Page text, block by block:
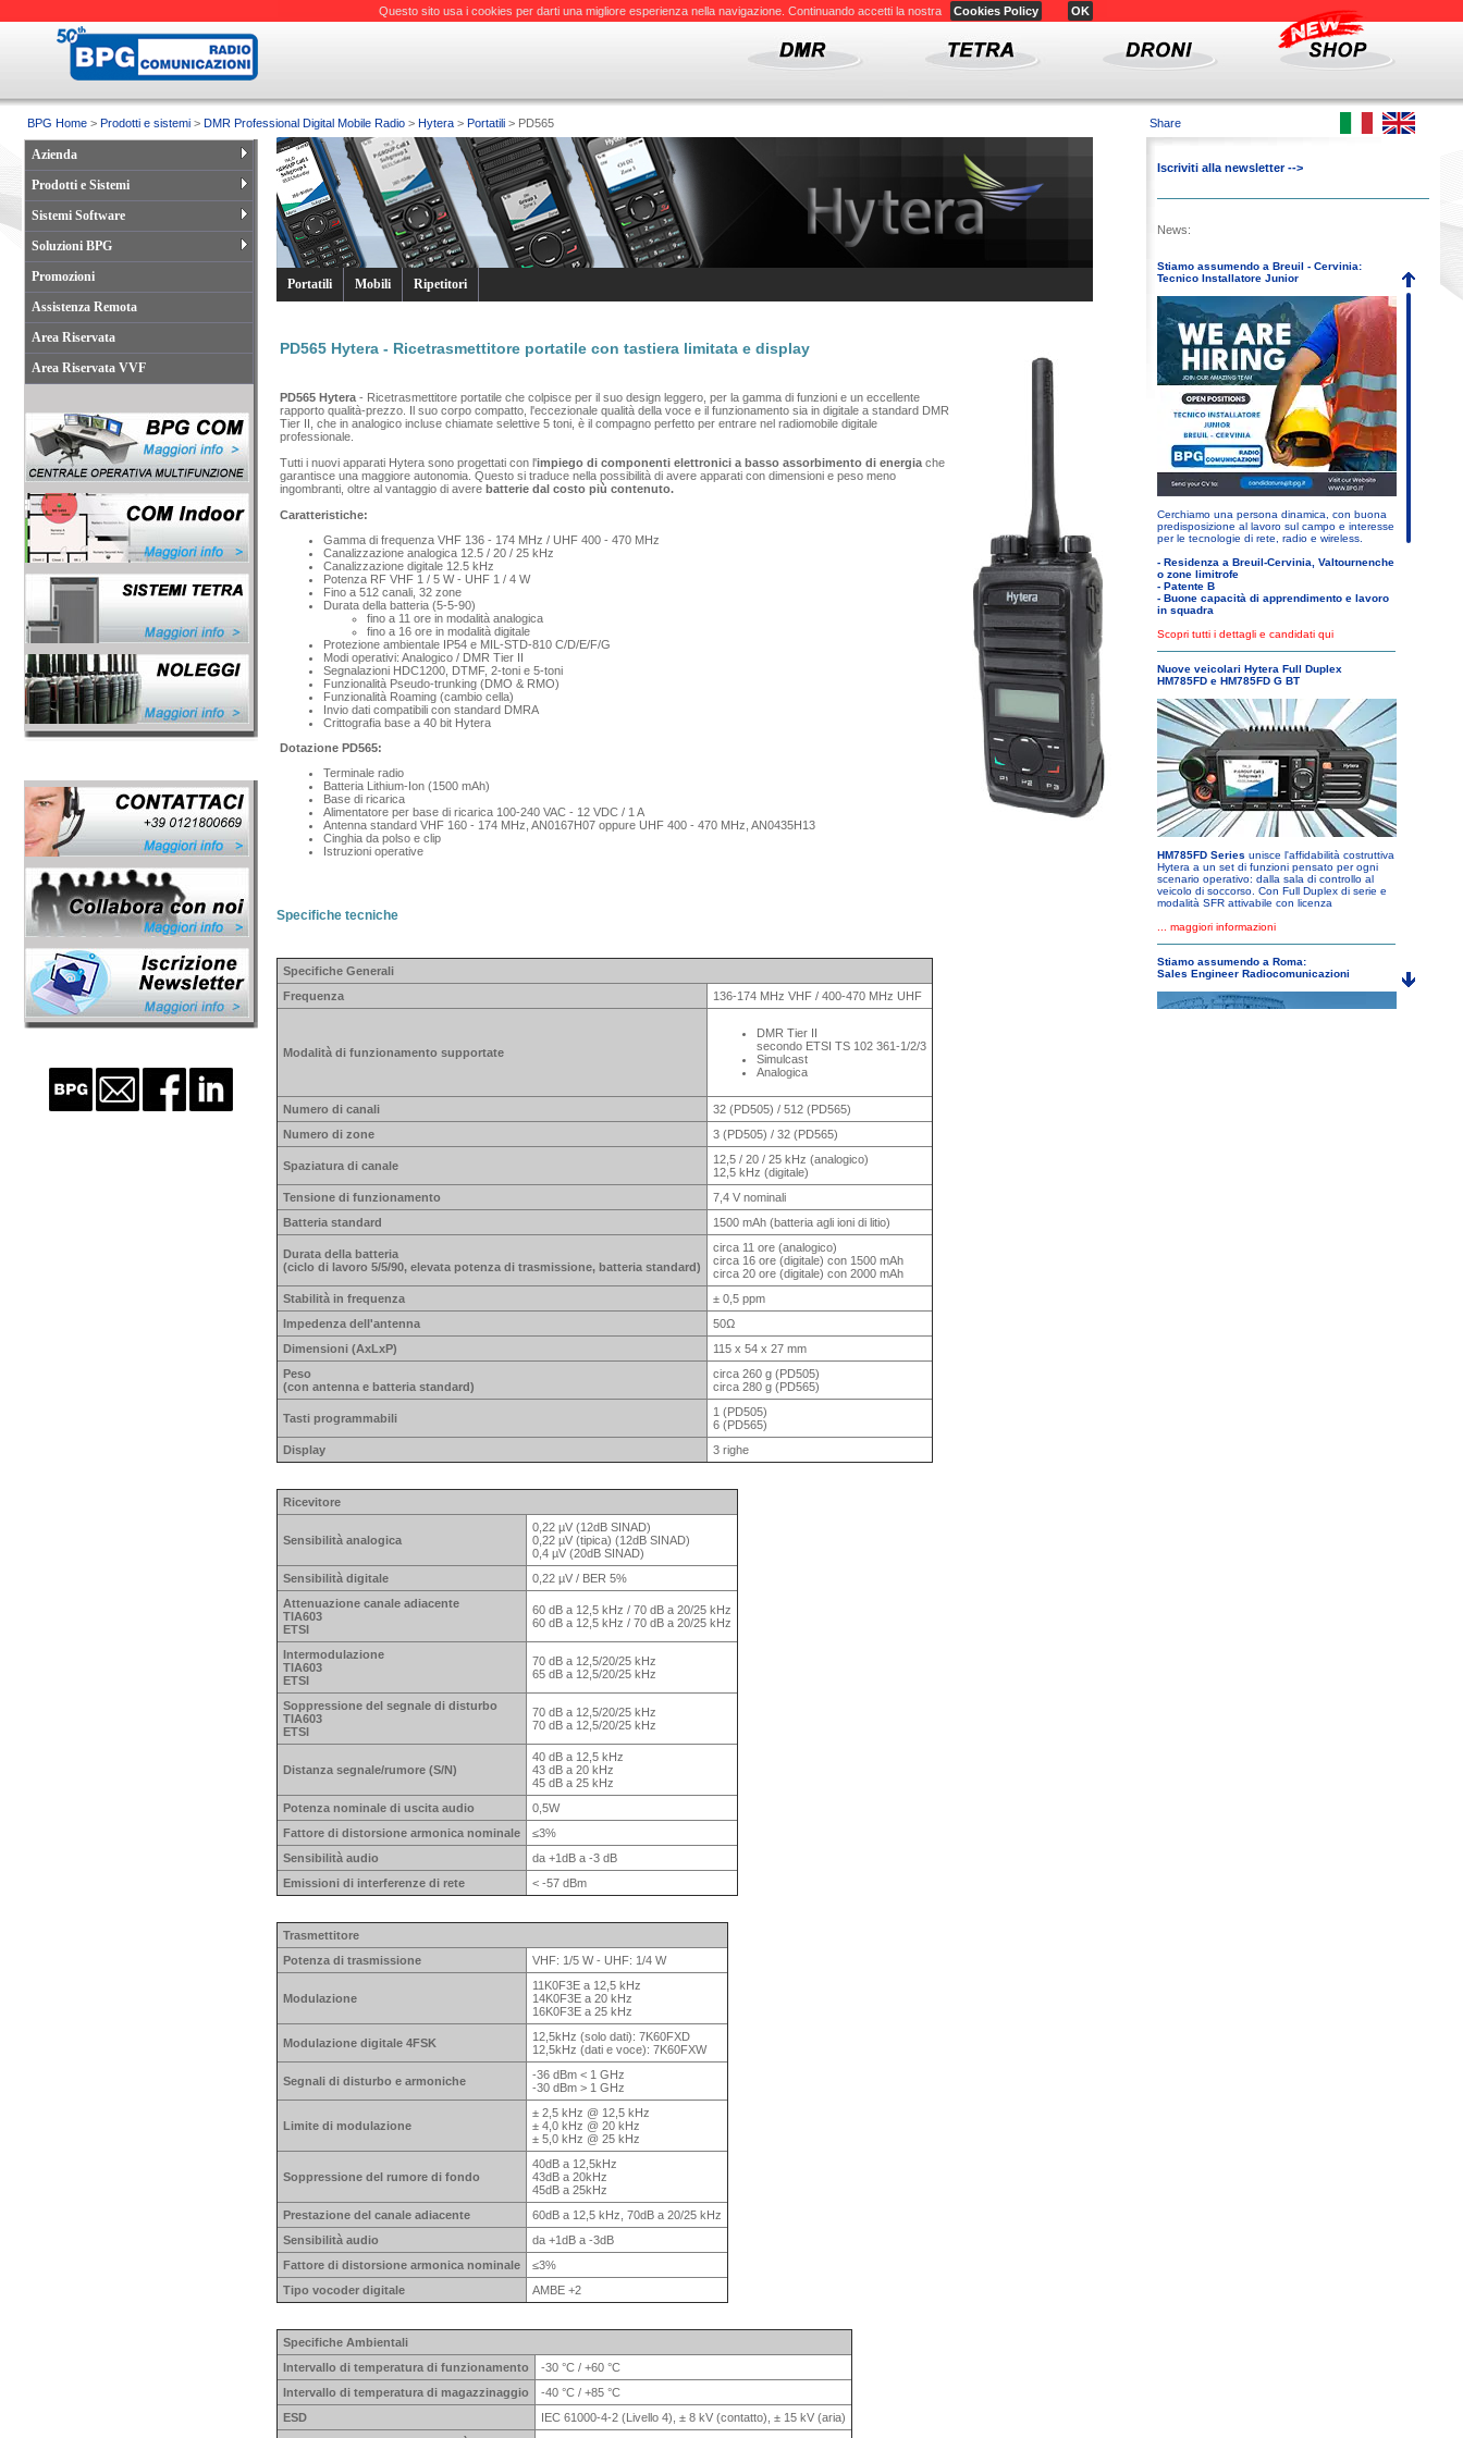
BPG Home > Prodotti e sistemi > DMR Professional Digital Mobile Radio > Hytera > Portatili > PD565 Share
Azienda
Prodotti e Sistemi
Sistemi Software
Soluzioni BPG
Promozioni
Assistenza Remota
Area Riservata
Area Riservata VVF
Portatili Mobili Ripetitori
PD565 Hytera - Ricetrasmettitore portatile con tastiera limitata e display
PD565 Hytera - Ricetrasmettitore portatile che colpisce per il suo design leggero, per la gamma di funzioni e un eccellente
rapporto qualità-prezzo. Il suo corpo compatto, l'eccezionale qualità della voce e il funzionamento sia in digitale a standard DMR
Tier II, che in analogico incluse chiamate selettive 5 toni, è il compagno perfetto per entrare nel radiomobile digitale
professionale.
Tutti i nuovi apparati Hytera sono progettati con l'impiego di componenti elettronici a basso assorbimento di energia che
garantisce una maggiore autonomia. Questo si traduce nella possibilità di avere apparati con dimensioni e peso meno
ingombranti, oltre al vantaggio di avere batterie dal costo più contenuto.
Caratteristiche:
Gamma di frequenza VHF 136 - 174 MHz / UHF 400 - 470 MHz
Canalizzazione analogica 12.5 / 20 / 25 kHz
Canalizzazione digitale 12.5 kHz
Potenza RF VHF 1 / 5 W - UHF 1 / 4 W
Fino a 512 canali, 32 zone
Durata della batteria (5-5-90)
fino a 11 ore in modalità analogica
fino a 16 ore in modalità digitale
Protezione ambientale IP54 e MIL-STD-810 C/D/E/F/G
Modi operativi: Analogico / DMR Tier II
Segnalazioni HDC1200, DTMF, 2-toni e 5-toni
Funzionalità Pseudo-trunking (DMO & RMO)
Funzionalità Roaming (cambio cella)
Invio dati compatibili con standard DMRA
Crittografia base a 40 bit Hytera
Dotazione PD565:
Terminale radio
Batteria Lithium-Ion (1500 mAh)
Base di ricarica
Alimentatore per base di ricarica 100-240 VAC - 12 VDC / 1 A
Antenna standard VHF 160 - 174 MHz, AN0167H07 oppure UHF 400 - 470 MHz, AN0435H13
Cinghia da polso e clip
Istruzioni operative
Specifiche tecniche
Specifiche Generali
Frequenza
136-174 MHz VHF / 400-470 MHz UHF
Modalità di funzionamento supportate
DMR Tier II
secondo ETSI TS 102 361-1/2/3
Simulcast
Analogica
Numero di canali
32 (PD505) / 512 (PD565)
Numero di zone
3 (PD505) / 32 (PD565)
Spaziatura di canale
12,5 / 20 / 25 kHz (analogico)
12,5 kHz (digitale)
Tensione di funzionamento
7,4 V nominali
Batteria standard
1500 mAh (batteria agli ioni di litio)
Durata della batteria
(ciclo di lavoro 5/5/90, elevata potenza di trasmissione, batteria standard)
circa 11 ore (analogico)
circa 16 ore (digitale) con 1500 mAh
circa 20 ore (digitale) con 2000 mAh
Stabilità in frequenza
± 0,5 ppm
Impedenza dell'antenna
50Ω
Dimensioni (AxLxP)
115 x 54 x 27 mm
Peso
(con antenna e batteria standard)
circa 260 g (PD505)
circa 280 g (PD565)
Tasti programmabili
1 (PD505)
6 (PD565)
Display
3 righe
Ricevitore
Sensibilità analogica
0,22 µV (12dB SINAD)
0,22 µV (tipica) (12dB SINAD)
0,4 µV (20dB SINAD)
Sensibilità digitale
0,22 µV / BER 5%
Attenuazione canale adiacente
TIA603
ETSI
60 dB a 12,5 kHz / 70 dB a 20/25 kHz
60 dB a 12,5 kHz / 70 dB a 20/25 kHz
Intermodulazione
TIA603
ETSI
70 dB a 12,5/20/25 kHz
65 dB a 12,5/20/25 kHz
Soppressione del segnale di disturbo
TIA603
ETSI
70 dB a 12,5/20/25 kHz
70 dB a 12,5/20/25 kHz
Distanza segnale/rumore (S/N)
40 dB a 12,5 kHz
43 dB a 20 kHz
45 dB a 25 kHz
Potenza nominale di uscita audio
0,5W
Fattore di distorsione armonica nominale
≤3%
Sensibilità audio
da +1dB a -3 dB
Emissioni di interferenze di rete
< -57 dBm
Trasmettitore
Potenza di trasmissione
VHF: 1/5 W - UHF: 1/4 W
Modulazione
11K0F3E a 12,5 kHz
14K0F3E a 20 kHz
16K0F3E a 25 kHz
Modulazione digitale 4FSK
12,5kHz (solo dati): 7K60FXD
12,5kHz (dati e voce): 7K60FXW
Segnali di disturbo e armoniche
-36 dBm < 1 GHz
-30 dBm > 1 GHz
Limite di modulazione
± 2,5 kHz @ 12,5 kHz
± 4,0 kHz @ 20 kHz
± 5,0 kHz @ 25 kHz
Soppressione del rumore di fondo
40dB a 12,5kHz
43dB a 20kHz
45dB a 25kHz
Prestazione del canale adiacente
60dB a 12,5 kHz, 70dB a 20/25 kHz
Sensibilità audio
da +1dB a -3dB
Fattore di distorsione armonica nominale
≤3%
Tipo vocoder digitale
AMBE +2
Specifiche Ambientali
Intervallo di temperatura di funzionamento
-30 °C / +60 °C
Intervallo di temperatura di magazzinaggio
-40 °C / +85 °C
ESD
IEC 61000-4-2 (Livello 4), ± 8 kV (contatto), ± 15 kV (aria)
Iscriviti alla newsletter -->
News:
Stiamo assumendo a Breuil - Cervinia:
Tecnico Installatore Junior
Cerchiamo una persona dinamica, con buona
predisposizione al lavoro sul campo e interesse
per le tecnologie di rete, radio e wireless.
- Residenza a Breuil-Cervinia, Valtournenche
o zone limitrofe
- Patente B
- Buone capacità di apprendimento e lavoro
in squadra
Scopri tutti i dettagli e candidati qui
Nuove veicolari Hytera Full Duplex
HM785FD e HM785FD G BT
HM785FD Series unisce l'affidabilità costruttiva
Hytera a un set di funzioni pensato per ogni
scenario operativo: dalla sala di controllo al
veicolo di soccorso. Con Full Duplex di serie e
modalità SFR attivabile con licenza
... maggiori informazioni
Stiamo assumendo a Roma:
Sales Engineer Radiocomunicazioni
Questo sito usa i cookies per darti una migliore esperienza nella navigazione. Continuando accetti la nostra Cookies Policy OK